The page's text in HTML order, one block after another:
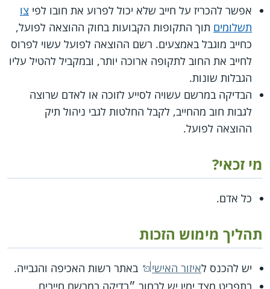
אפשר להכריז על חייב שלא יכול לפרוע את חובו לפי צו
תשלומים תוך התקופות הקבועות בחוק ההוצאה לפועל,
כחייב מוגבל באמצעים. רשם ההוצאה לפועל עשוי לפרוס
לחייב את החוב לתקופה ארוכה יותר, ובמקביל להטיל עליו
הגבלות שונות.
הבדיקה במרשם עשויה לסייע לזוכה או לאדם שרוצה
לגבות חוב מהחייב, לקבל החלטות לגבי ניהול תיק
ההוצאה לפועל.
מי זכאי?
כל אדם.
תהליך מימוש הזכות
יש להכנס לאיזור האישי
באתר רשות האכיפה והגבייה.
בתפריט מצד ימין יש לבחור ״בדיקה במרשם חייבים